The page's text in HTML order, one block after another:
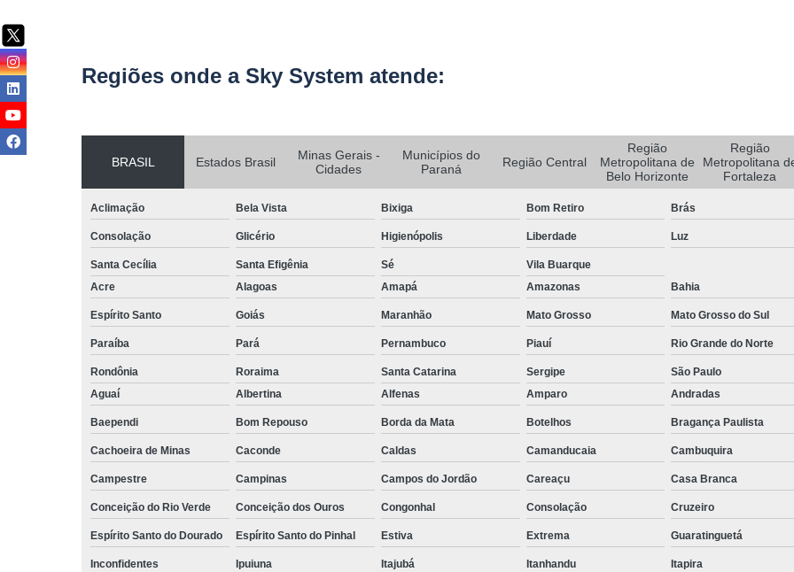
Rastreador Portátil para Veículos
Bloqueador e Rastreador Automotivo
Gps Veicular Rastreador
Rastreador Automotivo Belo Horizonte
Rastreador e Bloqueador Automotivo
Rastreador e Bloqueador Veicular
Rastreador Gps Automotivo
Empresa de Rastreamento de
Rastreador de Caminhão
Rastreador de Caminhão Minas
Rastreador para Caminhão
Rastreador Satelital para Caminhões
Rastreamento de Caminhão Via Satélite
Empresa de Rastreador Veicular
Regiões onde a Sky System atende:
BRASIL Estados Brasil
Minas Gerais -
Cidades
Municípios do
Paraná
Região Central
Região
Metropolitana de
Belo Horizonte
Região
Metropolitana
Fortaleza
Aclimação Bela Vista Bixiga Bom Retiro Brás
Consolação Glicério Higienópolis Liberdade Luz
Santa Cecília Santa Efigênia Sé
Vila Buarque
Acre
Alagoas Amapá Amazonas Bahia
Espírito Santo Goiás Maranhão Mato Grosso Mato Grosso do Sul
Paraíba Pará Pernambuco Piauí Rio Grande do Norte
Rondônia Roraima Santa Catarina Sergipe São Paulo
Aguaí
Albertina Alfenas Amparo Andradas
Baependi Bom Repouso Borda da Mata Botelhos Bragança Paulista
Cachoeira de Minas Caconde Caldas Camanducaia Cambuquira
Campestre Campinas Campos do Jordão Careaçu Casa Branca
Conceição do Rio Verde Conceição dos Ouros Congonhal Consolação Cruzeiro
Espírito Santo do Dourado Espírito Santo do Pinhal Estiva Extrema Guaratinguetá
Inconfidentes Ipuiuna Itajubá Itanhandu Itapira